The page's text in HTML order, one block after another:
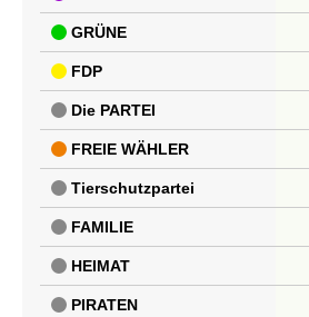
GRÜNE
FDP
Die PARTEI
FREIE WÄHLER
Tierschutzpartei
FAMILIE
HEIMAT
PIRATEN